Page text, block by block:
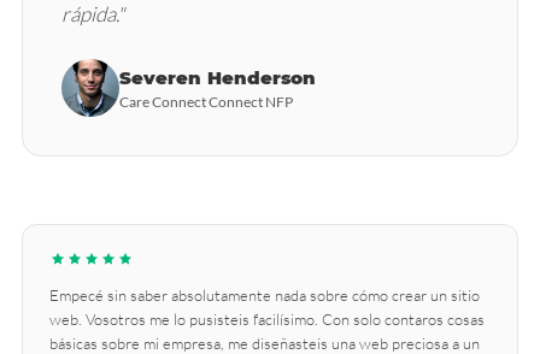
rápida."
Severen Henderson
Care Connect Connect NFP
Empecé sin saber absolutamente nada sobre cómo crear un sitio
web. Vosotros me lo pusisteis facilísimo. Con solo contaros cosas
básicas sobre mi empresa, me diseñasteis una web preciosa a un